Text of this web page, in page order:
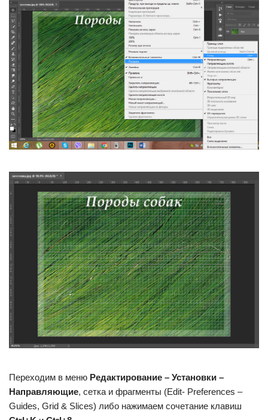
Переходим в меню Редактирование – Установки –
Направляющие, сетка и фрагменты (Edit- Preferences –
Guides, Grid & Slices) либо нажимаем сочетание клавиш